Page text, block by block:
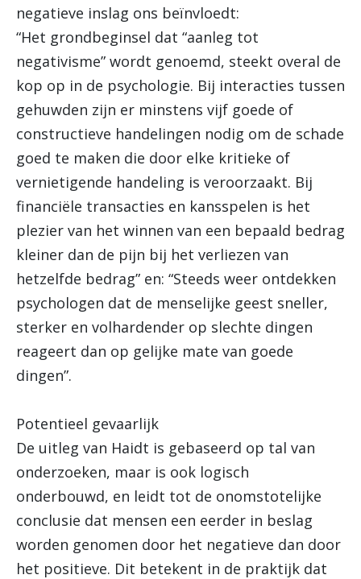
negatieve inslag ons beïnvloedt:
“Het grondbeginsel dat “aanleg tot
negativisme” wordt genoemd, steekt overal de
kop op in de psychologie. Bij interacties tussen
gehuwden zijn er minstens vijf goede of
constructieve handelingen nodig om de schade
goed te maken die door elke kritieke of
vernietigende handeling is veroorzaakt. Bij
financiële transacties en kansspelen is het
plezier van het winnen van een bepaald bedrag
kleiner dan de pijn bij het verliezen van
hetzelfde bedrag” en: “Steeds weer ontdekken
psychologen dat de menselijke geest sneller,
sterker en volhardender op slechte dingen
reageert dan op gelijke mate van goede
dingen”.
Potentieel gevaarlijk
De uitleg van Haidt is gebaseerd op tal van
onderzoeken, maar is ook logisch
onderbouwd, en leidt tot de onomstotelijke
conclusie dat mensen een eerder in beslag
worden genomen door het negatieve dan door
het positieve. Dit betekent in de praktijk dat